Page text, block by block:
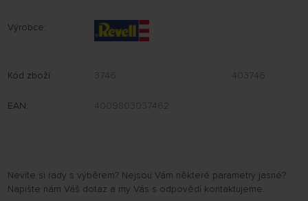
Výrobce:
Kód zboží: 3746 403746
EAN: 4009803037462
Nevíte si rady s výběrem? Nejsou Vám některé parametry jasné?
Napište nám Váš dotaz a my Vás s odpovědí kontaktujeme.